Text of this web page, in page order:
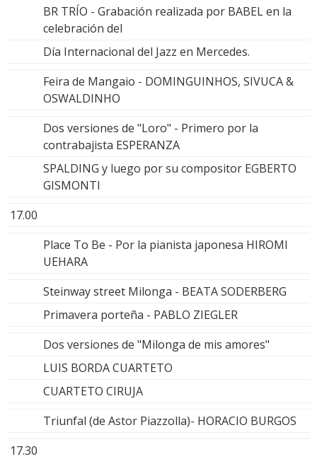
BR TRÍO - Grabación realizada por BABEL en la
celebración del
Día Internacional del Jazz en Mercedes.
Feira de Mangaio - DOMINGUINHOS, SIVUCA &
OSWALDINHO
Dos versiones de "Loro" - Primero por la
contrabajista ESPERANZA
SPALDING y luego por su compositor EGBERTO
GISMONTI
17.00
Place To Be - Por la pianista japonesa HIROMI
UEHARA
Steinway street Milonga - BEATA SODERBERG
Primavera porteña - PABLO ZIEGLER
Dos versiones de "Milonga de mis amores"
LUIS BORDA CUARTETO
CUARTETO CIRUJA
Triunfal (de Astor Piazzolla)- HORACIO BURGOS
17.30